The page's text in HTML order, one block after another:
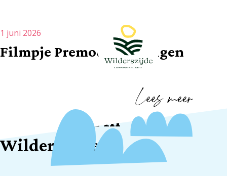
Filmpje Premodo woningen
1 juni 2026
Lees meer
Dit is wonen in
Wilderszijde!